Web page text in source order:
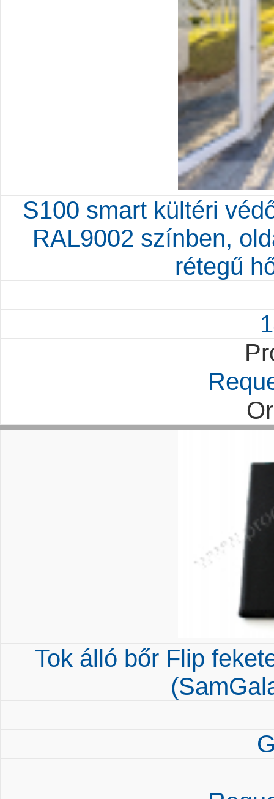
S100 smart kültéri
RAL9002 színben,
rétegű
Tok álló bőr Flip